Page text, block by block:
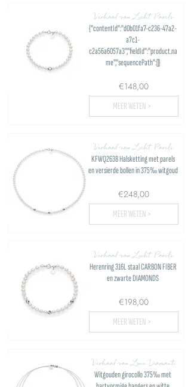
Verhaal van Licht Parels
{"contentId":"d0b01fa7-c236-47a2-
a7c1-
c2a56a6057a3","fieldId":"product.na
me","sequencePath":[]}
€148,00
MEER WETEN >
Verhaal van Licht Parels
KFWQ263B Halsketting met parels
en versierde bollen in 375‰ witgoud
€248,00
MEER WETEN >
Verhaal van Licht Parels
Herenring 316L staal CARBON FIBER
en zwarte DIAMONDS
€198,00
MEER WETEN >
Verhaal van Luce Diamanti
Witgouden girocollo 375‰ met